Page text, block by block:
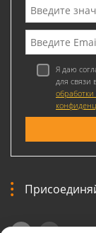
Я даю
для связи